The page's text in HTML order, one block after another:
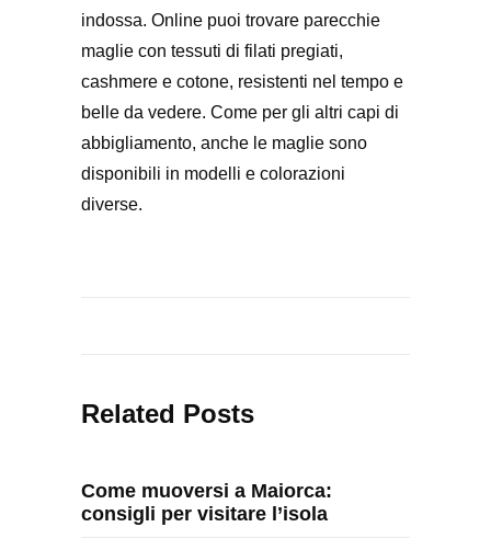
indossa. Online puoi trovare parecchie
maglie con tessuti di filati pregiati,
cashmere e cotone, resistenti nel tempo e
belle da vedere. Come per gli altri capi di
abbigliamento, anche le maglie sono
disponibili in modelli e colorazioni
diverse.
Related Posts
Come muoversi a Maiorca:
consigli per visitare l’isola